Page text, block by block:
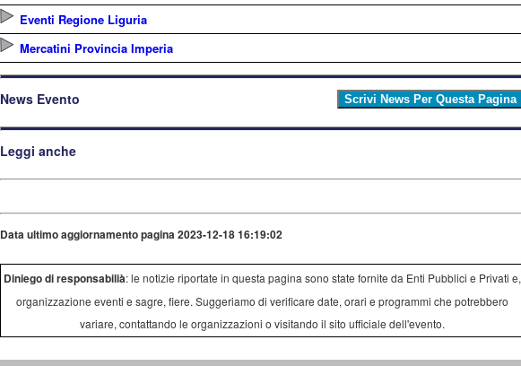
Eventi Regione Liguria
Mercatini Provincia Imperia
News Evento
Leggi anche
Data ultimo aggiornamento pagina 2023-12-18 16:19:02
Diniego di responsabilià: le notizie riportate in questa pagina sono state fornite da Enti Pubblici e Privati e,
organizzazione eventi e sagre, fiere. Suggeriamo di verificare date, orari e programmi che potrebbero
variare, contattando le organizzazioni o visitando il sito ufficiale dell'evento.